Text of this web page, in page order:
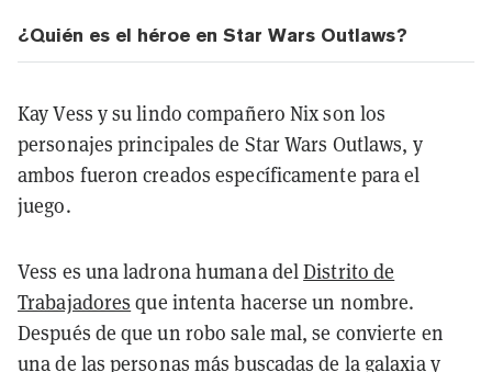
¿Quién es el héroe en Star Wars Outlaws?
Kay Vess y su lindo compañero Nix son los
personajes principales de Star Wars Outlaws, y
ambos fueron creados específicamente para el
juego.
Vess es una ladrona humana delDistrito de
Trabajadores que intenta hacerse un nombre.
Después de que un robo sale mal, se convierte en
una de las personas más buscadas de la galaxia y